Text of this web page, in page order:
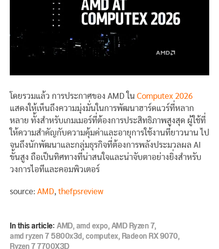
โดยรวมแล้ว การประกาศของ AMD ใน Computex 2026
แสดงให้เห็นถึงความมุ่งมั่นในการพัฒนาฮาร์ดแวร์ที่หลาก
หลาย ทั้งสำหรับเกมเมอร์ที่ต้องการประสิทธิภาพสูงสุด ผู้ใช้ที่
ให้ความสำคัญกับความคุ้มค่าและอายุการใช้งานที่ยาวนาน ไป
จนถึงนักพัฒนาและกลุ่มธุรกิจที่ต้องการพลังประมวลผล AI
ขั้นสูง ถือเป็นทิศทางที่น่าสนใจและน่าจับตาอย่างยิ่งสำหรับ
วงการไอทีและคอมพิวเตอร์
source: AMD, thefpsreview
In this article:AMD,amd expo,AMD Ryzen 7,
amd ryzen 7 5800x3d,computex,Radeon RX 9070,